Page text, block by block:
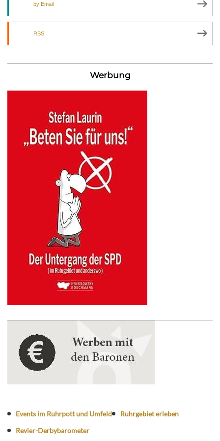
by Email
RSS
Werbung
Events im Ruhrpott und Umfeld
Ruhrgebiet erleben
Revier-Derbybarometer